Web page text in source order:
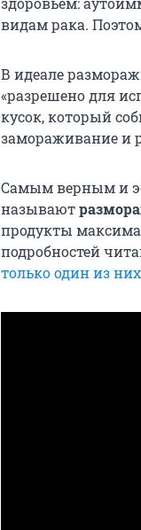
видам рака.
В идеале
«разрешено для
кусок, который
замораживание и
Самым верным и
называют
продукты
подробностей
только один из